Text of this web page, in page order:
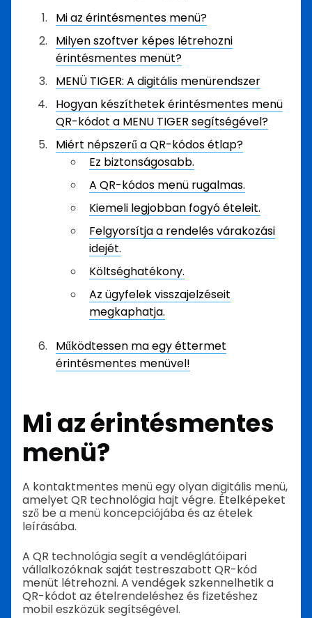
Mi az érintésmentes menü?
Milyen szoftver képes létrehozni
érintésmentes menüt?
MENÜ TIGER: A digitális menürendszer
Hogyan készíthetek érintésmentes menü
QR-kódot a MENU TIGER segítségével?
Miért népszerű a QR-kódos étlap?
Ez biztonságosabb.
A QR-kódos menü rugalmas.
Kiemeli legjobban fogyó ételeit.
Felgyorsítja a rendelés várakozási
idejét.
Költséghatékony.
Az ügyfelek visszajelzéseit
megkaphatja.
Működtessen ma egy éttermet
érintésmentes menüvel!
Mi az érintésmentes
menü?
A kontaktmentes menü egy olyan digitális menü,
amelyet QR technológia hajt végre. Ételképeket
sző be a menü koncepciójába és az ételek
leírásába.
A QR technológia segít a vendéglátóipari
vállalkozóknak saját testreszabott QR-kód
menüt létrehozni. A vendégek szkennelhetik a
QR-kódot az ételrendeléshez és fizetéshez
mobil eszközük segítségével.